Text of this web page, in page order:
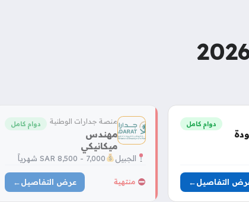
دوام كامل
التفاصيل←
منصة جدارات الوطنية
مهندس
ميكانيكي
دوام كامل
الجبيل 7,000 - 8,500 SAR شهرياً
منتهية عرض التفاصيل←